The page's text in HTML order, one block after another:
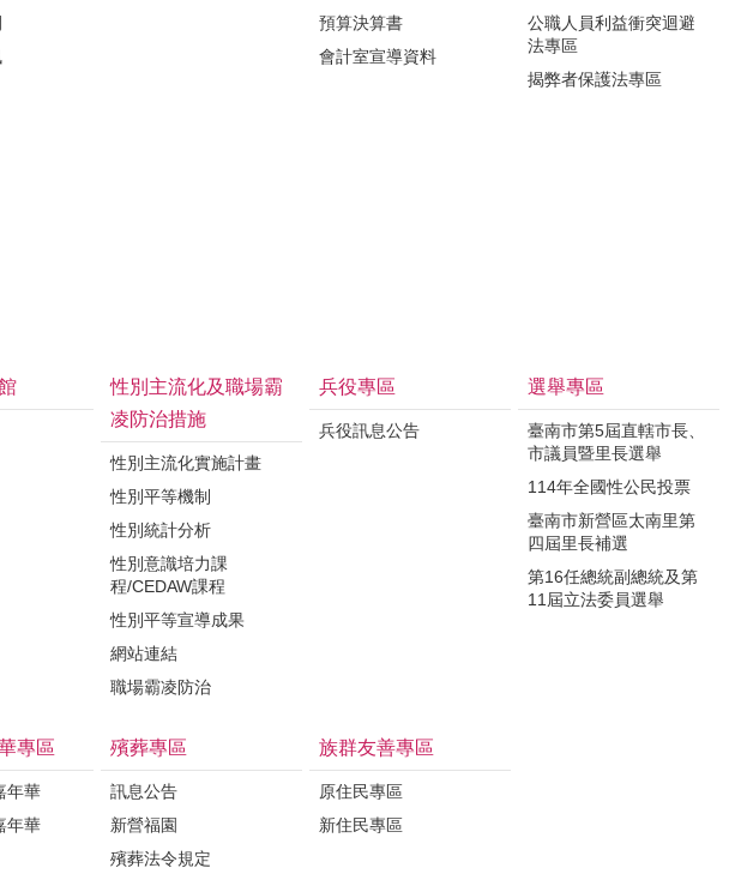
預算決算書
會計室宣導資料
公職人員利益衝突迴避
法專區
揭弊者保護法專區
性別主流化及職場霸
凌防治措施
性別主流化實施計畫
性別平等機制
性別統計分析
性別意識培力課
程/CEDAW課程
性別平等宣導成果
網站連結
職場霸凌防治
兵役專區
兵役訊息公告
選舉專區
臺南市第5屆直轄市長、
市議員暨里長選舉
114年全國性公民投票
臺南市新營區太南里第
四屆里長補選
第16任總統副總統及第
11屆立法委員選舉
專區
年華
年華
殯葬專區
訊息公告
新營福園
殯葬法令規定
族群友善專區
原住民專區
新住民專區